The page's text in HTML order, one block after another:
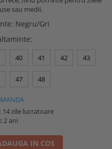
sau medii.
: Negru/Gri
:
40 41 42 43
47 48
14 zile lucratoare
2 ani
IN COS